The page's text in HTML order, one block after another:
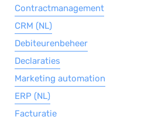
Contractmanagement
CRM (NL)
Debiteurenbeheer
Declaraties
Marketing automation
ERP (NL)
Facturatie